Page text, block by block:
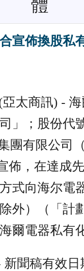
體
宣佈換股私
亞太商訊) -
」；股份代
團有限公司
佈，在達成
式向海尔電
外）（「計
爾電器私有
新聞稿有效日